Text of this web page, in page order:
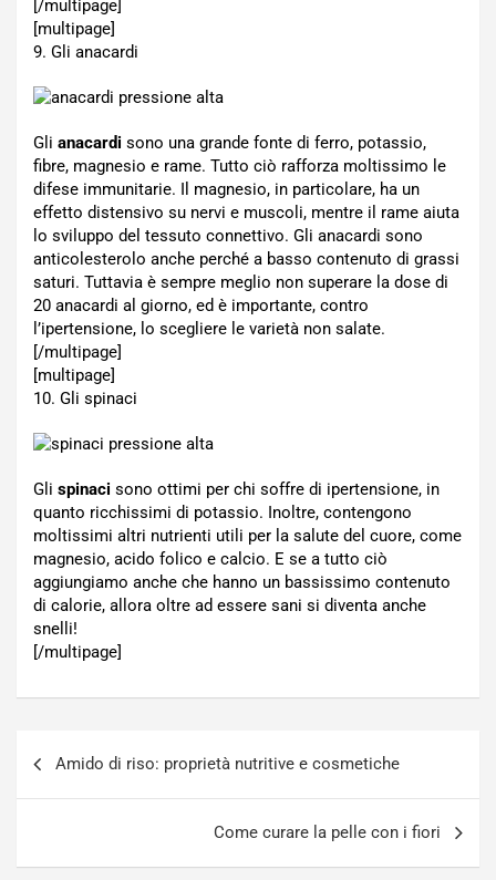
[/multipage]
[multipage]
9. Gli anacardi
Gli anacardi sono una grande fonte di ferro, potassio,
fibre, magnesio e rame. Tutto ciò rafforza moltissimo le
difese immunitarie. Il magnesio, in particolare, ha un
effetto distensivo su nervi e muscoli, mentre il rame aiuta
lo sviluppo del tessuto connettivo. Gli anacardi sono
anticolesterolo anche perché a basso contenuto di grassi
saturi. Tuttavia è sempre meglio non superare la dose di
20 anacardi al giorno, ed è importante, contro
l’ipertensione, lo scegliere le varietà non salate.
[/multipage]
[multipage]
10. Gli spinaci
Gli spinaci sono ottimi per chi soffre di ipertensione, in
quanto ricchissimi di potassio. Inoltre, contengono
moltissimi altri nutrienti utili per la salute del cuore, come
magnesio, acido folico e calcio. E se a tutto ciò
aggiungiamo anche che hanno un bassissimo contenuto
di calorie, allora oltre ad essere sani si diventa anche
snelli!
[/multipage]
Amido di riso: proprietà nutritive e cosmetiche
Come curare la pelle con i fiori